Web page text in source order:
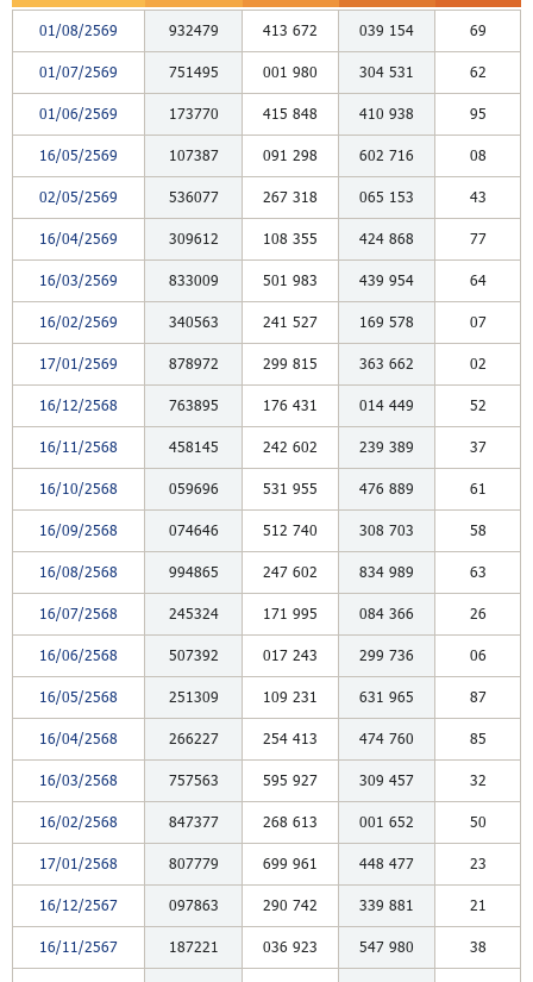
01/08/2569 932479 413 672 039 154 69
01/07/2569 751495 001 980 304 531 62
01/06/2569 173770 415 848 410 938 95
16/05/2569 107387 091 298 602 716 08
02/05/2569 536077 267 318 065 153 43
16/04/2569 309612 108 355 424 868 77
16/03/2569 833009 501 983 439 954 64
16/02/2569 340563 241 527 169 578 07
17/01/2569 878972 299 815 363 662 02
16/12/2568 763895 176 431 014 449 52
16/11/2568 458145 242 602 239 389 37
16/10/2568 059696 531 955 476 889 61
16/09/2568 074646 512 740 308 703 58
16/08/2568 994865 247 602 834 989 63
16/07/2568 245324 171 995 084 366 26
16/06/2568 507392 017 243 299 736 06
16/05/2568 251309 109 231 631 965 87
16/04/2568 266227 254 413 474 760 85
16/03/2568 757563 595 927 309 457 32
16/02/2568 847377 268 613 001 652 50
17/01/2568 807779 699 961 448 477 23
16/12/2567 097863 290 742 339 881 21
16/11/2567 187221 036 923 547 980 38